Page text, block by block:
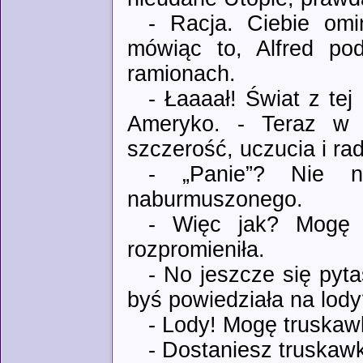
- Racja. Ciebie
mówiąc to, Alfred
ramionach.
- Łaaaał! Świat z
Ameryko. - Teraz w
szczerość, uczucia i
- „Panie”? Nie
naburmuszonego.
- Więc jak? Mogę
rozpromieniła.
- No jeszcze się
byś powiedziała na
- Lody! Mogę
- Dostaniesz